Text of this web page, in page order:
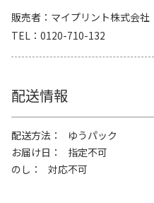
販売者
マイプリント株式会社
TEL
0120-710-132
配送情報
配送方法
ゆうパック
お届け日
指定不可
のし
対応不可